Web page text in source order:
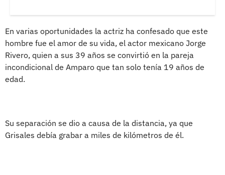
En varias oportunidades la actriz ha confesado que este
hombre fue el amor de su vida, el actor mexicano Jorge
Rivero, quien a sus 39 años se convirtió en la pareja
incondicional de Amparo que tan solo tenía 19 años de
edad.
Su separación se dio a causa de la distancia, ya que
Grisales debía grabar a miles de kilómetros de él.